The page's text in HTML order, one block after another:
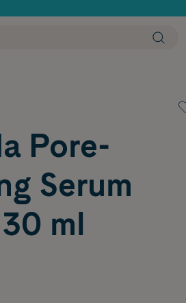
Pore-
Serum
ml